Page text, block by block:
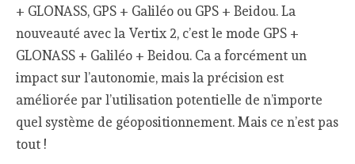
+ GLONASS, GPS + Galiléo ou GPS + Beidou. La
nouveauté avec la Vertix 2, c’est le mode GPS +
GLONASS + Galiléo + Beidou. Ca a forcément un
impact sur l’autonomie, mais la précision est
améliorée par l’utilisation potentielle de n’importe
quel système de géopositionnement. Mais ce n’est pas
tout !